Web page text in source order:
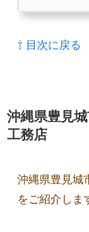
と安全
人生の
提案な
口コミ評判
⇧ 目次に戻る
沖縄県豊見
工務店
沖縄県豊見城
をご紹介しま